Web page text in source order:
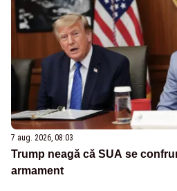
7 aug. 2026, 08:03
Trump neagă că SUA se
armament